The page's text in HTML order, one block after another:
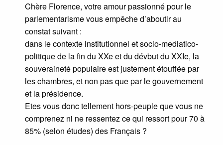
Chère Florence, votre amour passionné pour le
parlementarisme vous empêche d’aboutir au
constat suivant :
dans le contexte institutionnel et socio-mediatico-
politique de la fin du XXe et du dévbut du XXIe, la
souveraineté populaire est justement étouffée par
les chambres, et non pas que par le gouvernement
et la présidence.
Etes vous donc tellement hors-peuple que vous ne
comprenez ni ne ressentez ce qui ressort pour 70 à
85% (selon études) des Français ?